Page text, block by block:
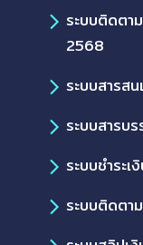
ระบบติดตา
2568
ระบบสารส
ระบบสารบ
ระบบชำระ
ระบบติดตา